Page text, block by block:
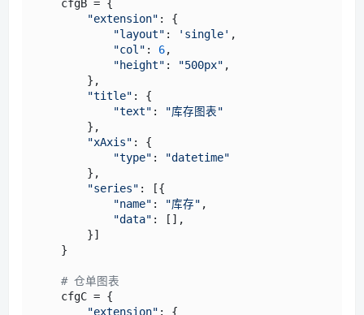
    cfgB = {
"extension" : {
"layout" : 'single' ,
"col" : 6,
"height" : "500px" ,
        },
"title" : {
"text" :
"库存图表"
        },
"xAxis" : {
"type" :
"datetime"
        },
"series" : [{
"name" : "库存" ,
"data" : [],
        }]
    }
# 仓单图表
    cfgC = {
"extension" : {